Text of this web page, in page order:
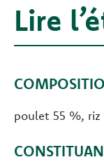
Lire
poulet 55 %, riz